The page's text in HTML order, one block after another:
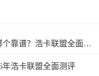
2026最新分析：号卡分销平台哪个靠谱？浩卡联盟全面测评
年浩卡联盟全面测评